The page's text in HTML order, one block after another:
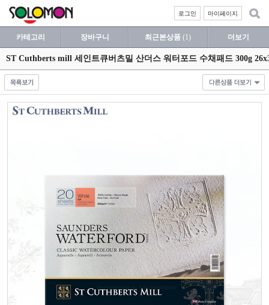
마이페이지
로그인
카테고리 장바구니 최근본상품 (1) 더보기
ST Cuthberts mill 세인트큐버츠밀 산더스 워터포드 수채패드 300g